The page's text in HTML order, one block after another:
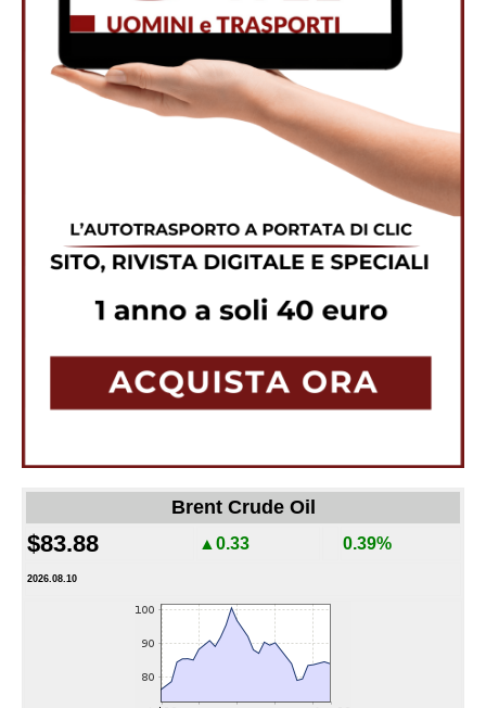
Brent Crude Oil
$83.88 ▲0.33 0.39%
2026.08.10